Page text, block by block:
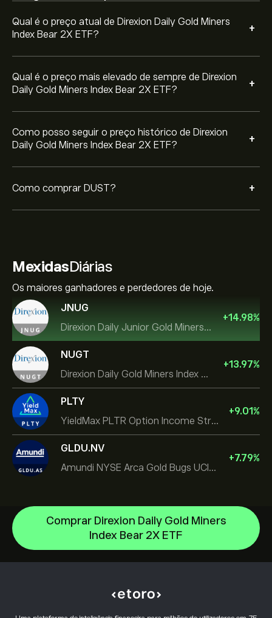
Qual é o preço atual de Direxion Daily Gold Miners
Index Bear 2X ETF?
+
Qual é o preço mais elevado de sempre de Direxion
Daily Gold Miners Index Bear 2X ETF?
+
Como posso seguir o preço histórico de Direxion
Daily Gold Miners Index Bear 2X ETF?
+
Como comprar DUST? +
comprar DUST a um preço específico no futuro.
MexidasDiárias
Os maiores ganhadores e perdedores de hoje.
JNUG
Direxion Daily Junior Gold Miners Index Bull 2X ETF
+14.98%
NUGT
Direxion Daily Gold Miners Index Bull 2X ETF
+13.97%
PLTY
YieldMax PLTR Option Income Strategy ETF
+9.01%
GLDU.NV
Amundi NYSE Arca Gold Bugs UCITS ETF Dist
+7.79%
Comprar Direxion Daily Gold Miners
Index Bear 2X ETF
iShares Silver Trust
Vanguard FTSE All World High Dividend Yield UCITS ETF
Centro de ajuda
Como efetuar levantamentos
Como funciona o CopyTrading
Porquê escolher o eToro